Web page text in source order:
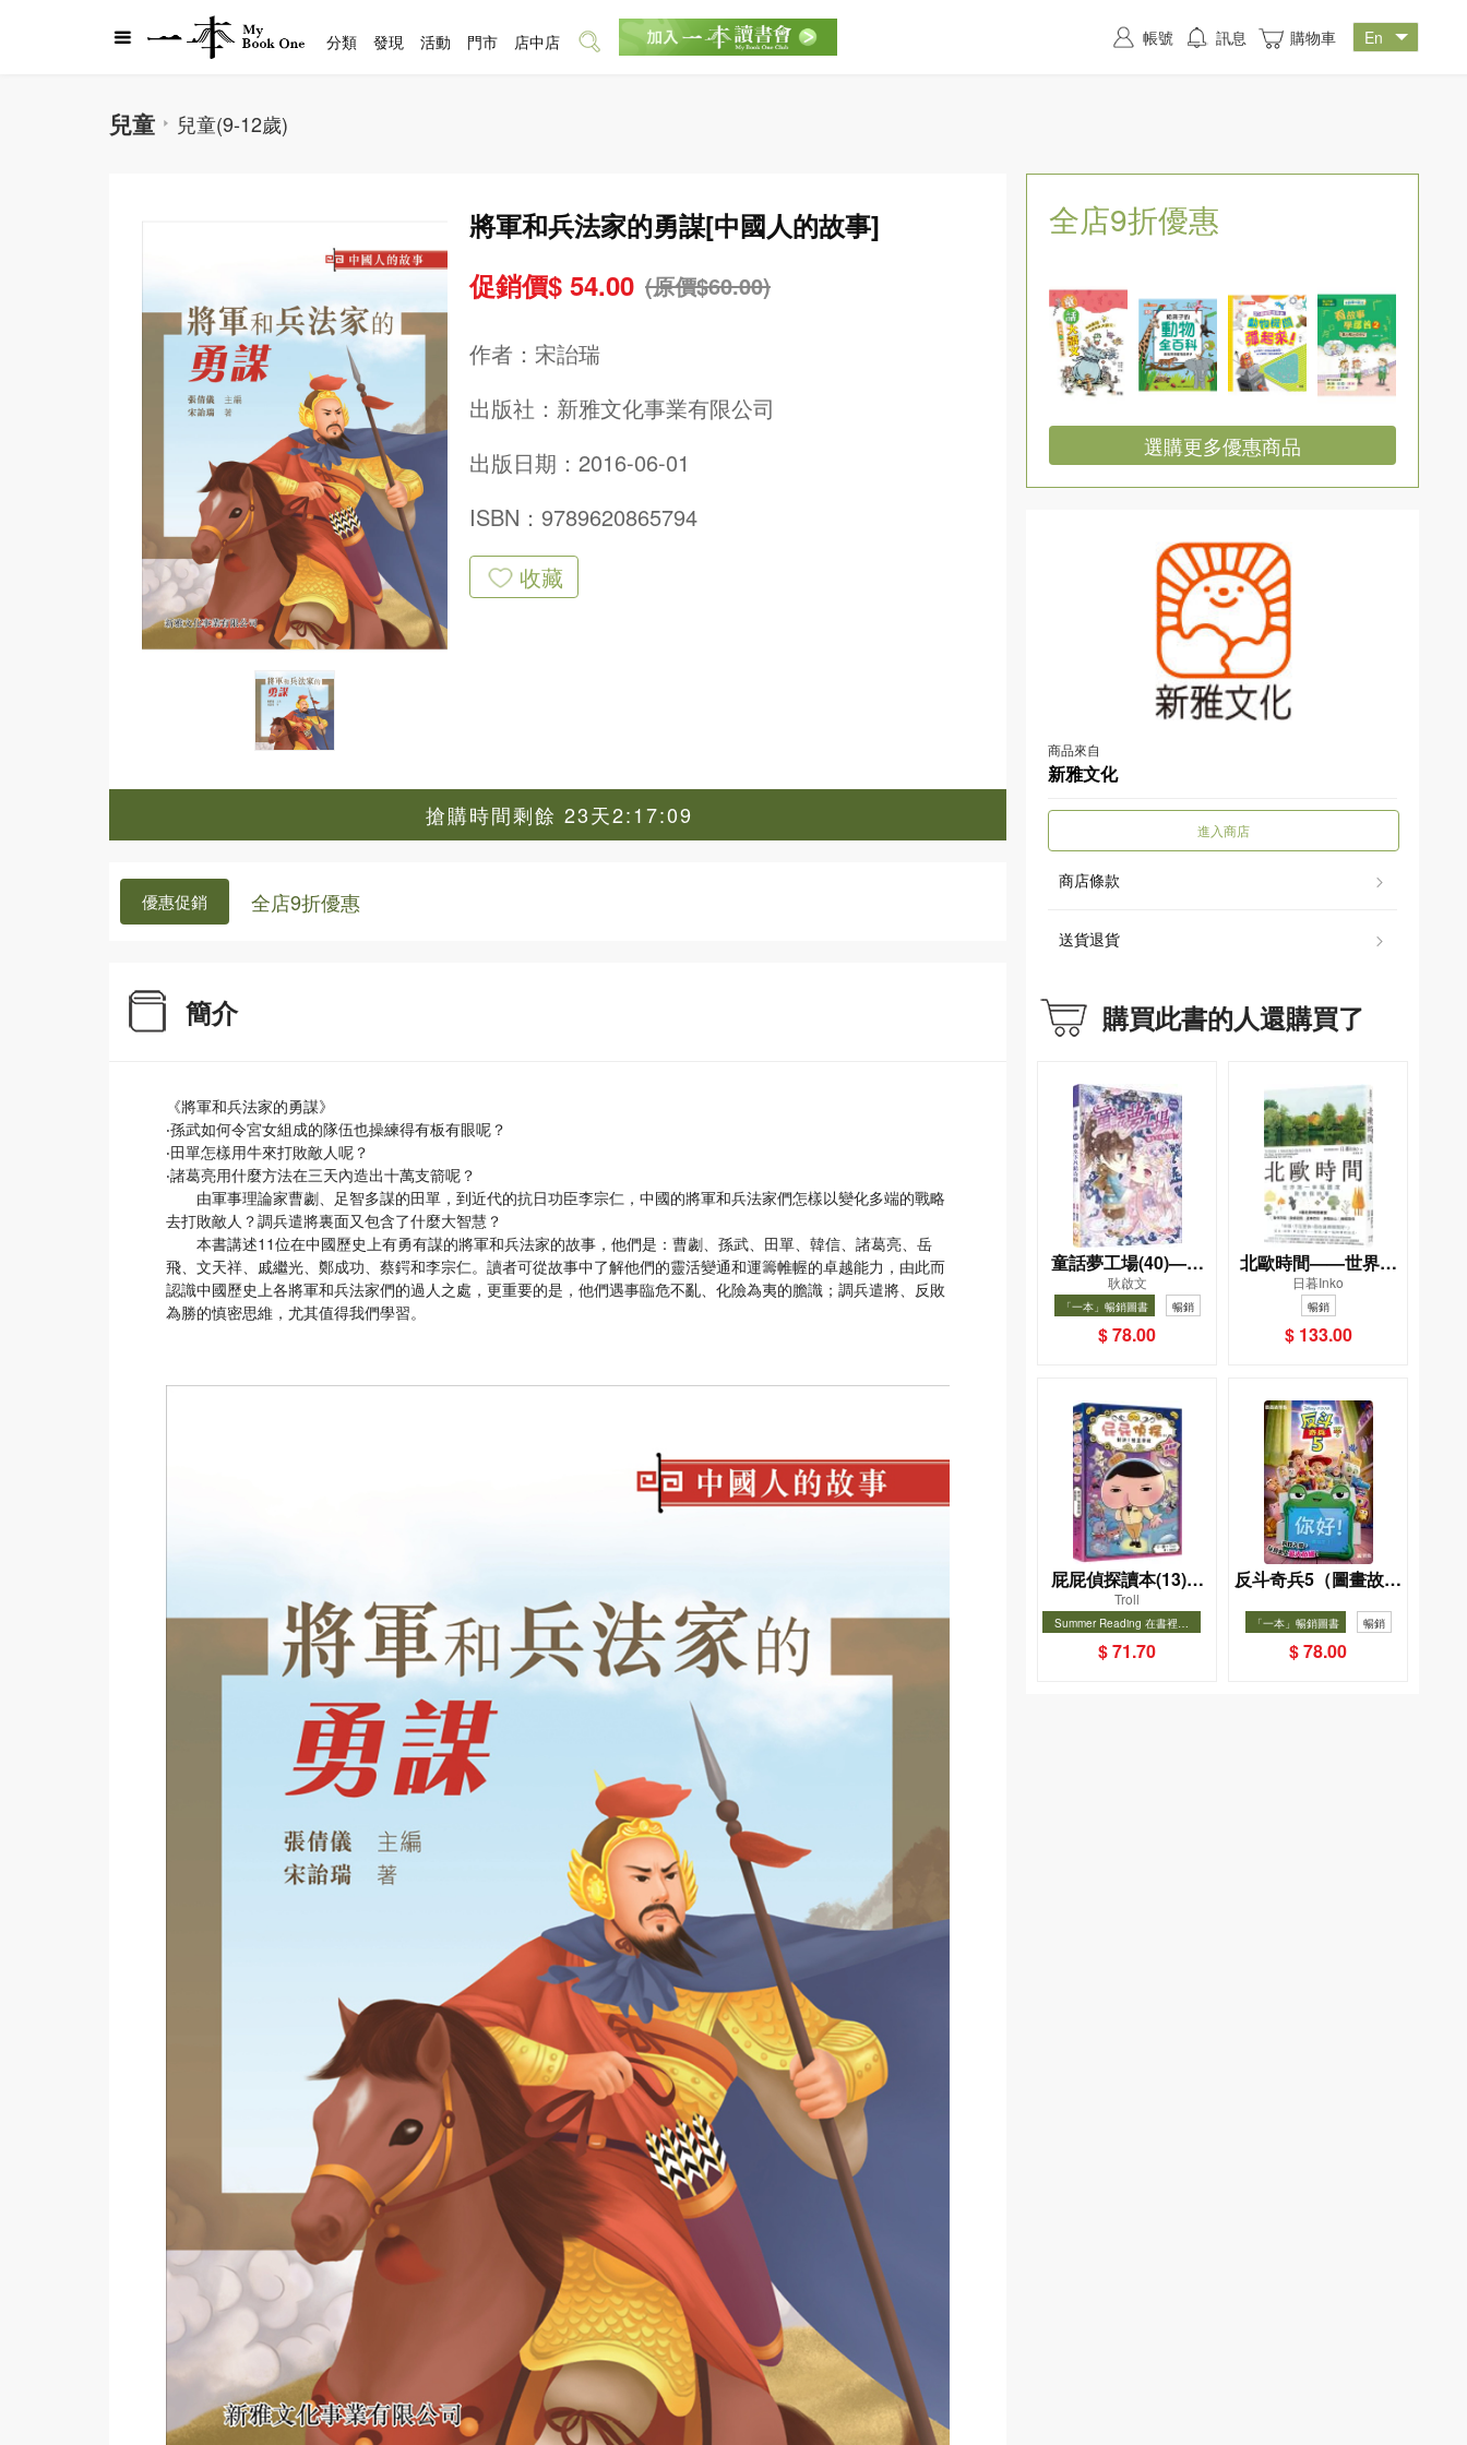
兒童 兒童(9-12歲)
將軍和兵法家的勇謀[中國人的故事]
促銷價$ 54.00 (原價$60.00)
作者： 宋詒瑞
出版社： 新雅文化事業有限公司
出版日期：2016-06-01
ISBN：9789620865794
收藏
搶購時間剩餘 23天2:17:09
優惠促銷 全店9折優惠
簡介
《將軍和兵法家的勇謀》
‧孫武如何令宮女組成的隊伍也操練得有板有眼呢？
‧田單怎樣用牛來打敗敵人呢？
‧諸葛亮用什麼方法在三天內造出十萬支箭呢？
由軍事理論家曹劌、足智多謀的田單，到近代的抗日功臣李宗仁，中國的將軍和兵法家們怎樣以變化多端的戰略
去打敗敵人？調兵遣將裏面又包含了什麼大智慧？
本書講述11位在中國歷史上有勇有謀的將軍和兵法家的故事，他們是：曹劌、孫武、田單、韓信、諸葛亮、岳
飛、文天祥、戚繼光、鄭成功、蔡鍔和李宗仁。讀者可從故事中了解他們的靈活變通和運籌帷幄的卓越能力，由此而
認識中國歷史上各將軍和兵法家們的過人之處，更重要的是，他們遇事臨危不亂、化險為夷的膽識；調兵遣將、反敗
為勝的慎密思維，尤其值得我們學習。
全店9折優惠
選購更多優惠商品
商品來自
新雅文化
進入商店
商店條款
送貨退貨
購買此書的人還購買了
童話夢工場(40)——
織女下凡結奇緣
耿啟文
「一本」暢銷圖書 暢銷
$ 78.00
北歐時間——世界第
一幸福國度教會我的
事
日暮Inko
暢銷
$ 133.00
屁屁偵探讀本(13)－
－對決！怪盜學院
（星星篇）
Troll
Summer Reading 在書裡度
選圖書67折
暢銷
$ 71.70
反斗奇兵5（圖畫故事
版）
「一本」暢銷圖書 暢銷
$ 78.00
分類 發現 活動 門市 店中店 帳號 訊息 購物車